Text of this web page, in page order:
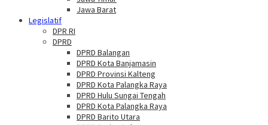
Jawa Barat
Legislatif
DPR RI
DPRD
DPRD Balangan
DPRD Kota Banjamasin
DPRD Provinsi Kalteng
DPRD Kota Palangka Raya
DPRD Hulu Sungai Tengah
DPRD Kota Palangka Raya
DPRD Barito Utara